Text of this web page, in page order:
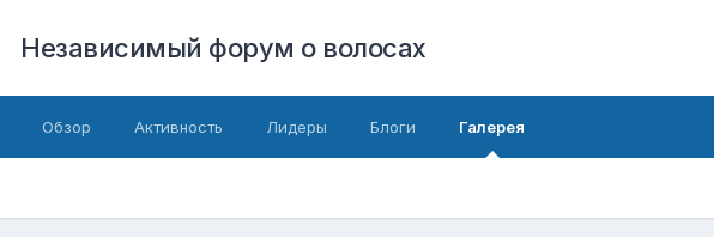
Независимый форум о волосах
Обзор Активность Лидеры Блоги Галерея